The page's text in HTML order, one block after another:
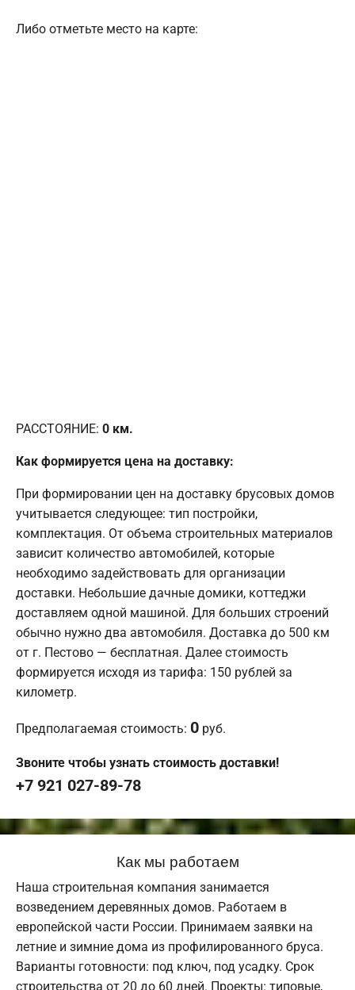
Либо отметьте место на карте:
РАССТОЯНИЕ: 0 км.
Как формируется цена на доставку:
При формировании цен на доставку брусовых домов
учитывается следующее: тип постройки,
комплектация. От объема строительных материалов
зависит количество автомобилей, которые
необходимо задействовать для организации
доставки. Небольшие дачные домики, коттеджи
доставляем одной машиной. Для больших строений
обычно нужно два автомобиля. Доставка до 500 км
от г. Пестово — бесплатная. Далее стоимость
формируется исходя из тарифа: 150 рублей за
километр.
Предполагаемая стоимость: 0 руб.
Звоните чтобы узнать стоимость доставки!
+7 921 027-89-78
Как мы работаем
Наша строительная компания занимается
возведением деревянных домов. Работаем в
европейской части России. Принимаем заявки на
летние и зимние дома из профилированного бруса.
Варианты готовности: под ключ, под усадку. Срок
строительства от 20 до 60 дней. Проекты: типовые,